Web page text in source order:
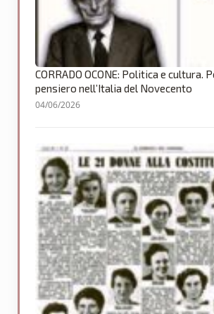
CORRADO OCONE: Politica e cultura.
pensiero nell’Italia del Novecento
04/06/2026